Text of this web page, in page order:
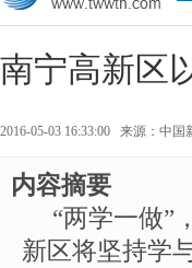
南宁高新区
2016-05-03 16:33:00 来源： 中国
内容摘要
“两学一做”
新区将坚持学